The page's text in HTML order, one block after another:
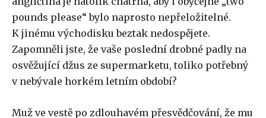
pounds please“ bylo naprosto nepřeložitelné.
K jinému východisku beztak nedospějete.
Zapomněli jste, že vaše poslední drobné padly na
osvěžující džus ze supermarketu, toliko potřebný
v nebývale horkém letním období?
Muž ve vestě po zdlouhavém přesvědčování, že mu